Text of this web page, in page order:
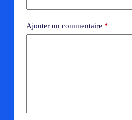
Ajouter un commentaire *